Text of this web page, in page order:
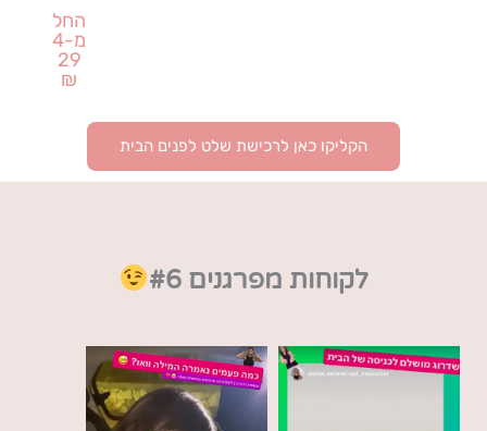
החל
מ-4
29
₪
הקליקו כאן לרכישת שלט לפנים הבית
לקוחות מפרגנים #6